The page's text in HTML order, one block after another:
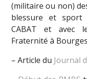
(militaire ou non)
blessure et sport
CABAT et avec
Fraternité à
– Article du Journal